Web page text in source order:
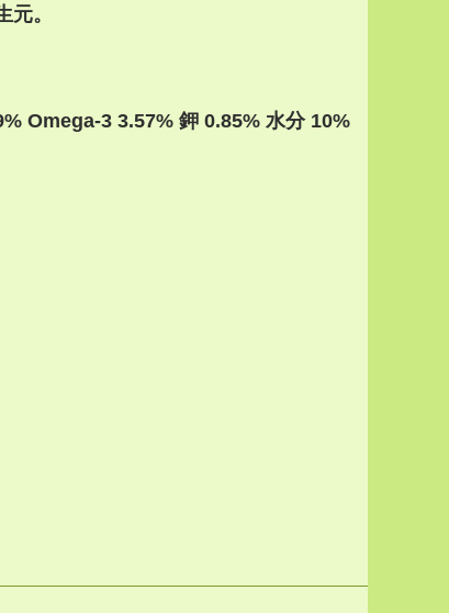
。
Omega-3 3.57% 鉀 0.85% 水分 10%